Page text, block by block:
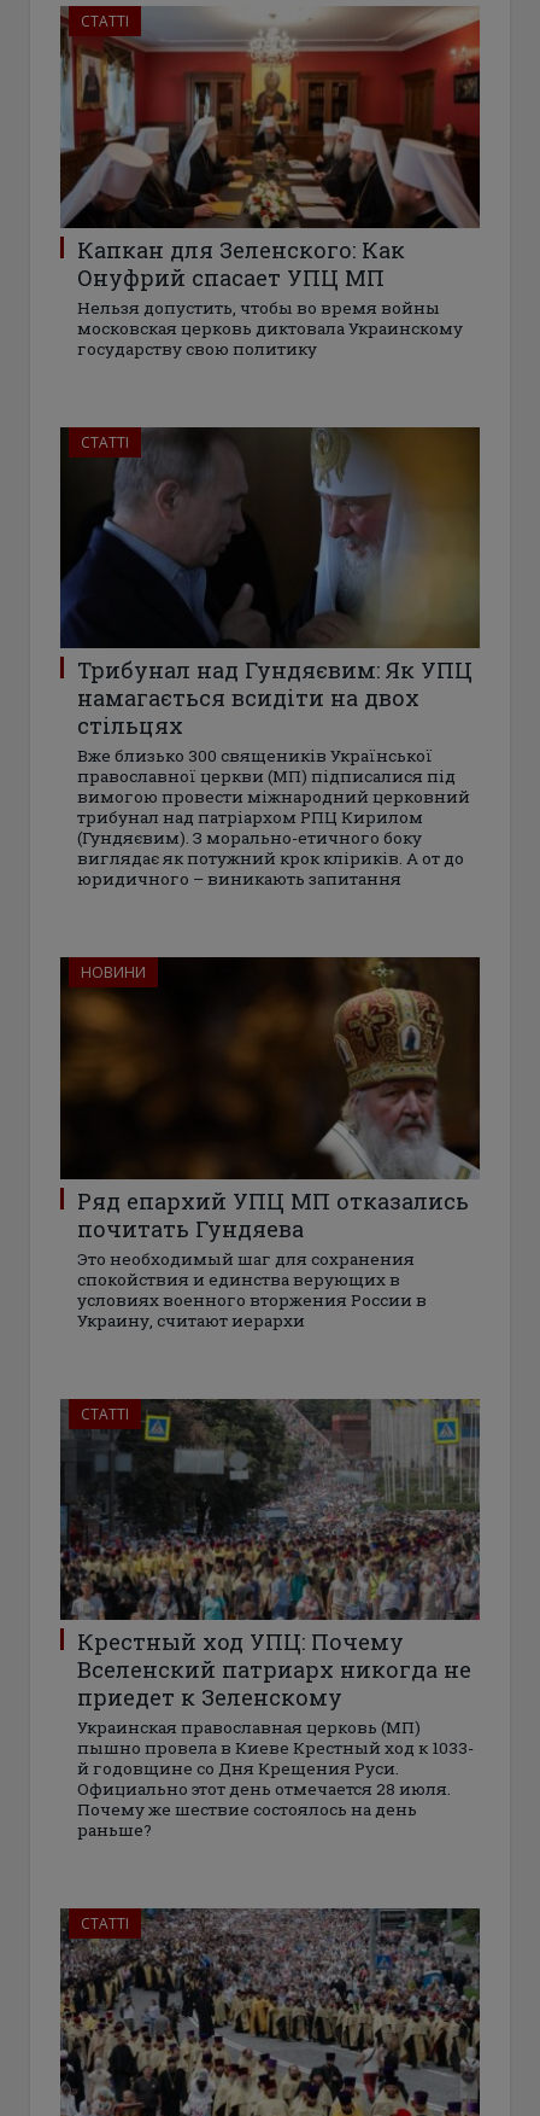
СТАТТІ
Капкан для Зеленского: Как
Онуфрий спасает УПЦ МП
Нельзя допустить, чтобы во время войны
московская церковь диктовала Украинскому
государству свою политику
СТАТТІ
Трибунал над Гундяєвим: Як УПЦ
намагається всидіти на двох
стільцях
Вже близько 300 священиків Української
православної церкви (МП) підписалися під
вимогою провести міжнародний церковний
трибунал над патріархом РПЦ Кирилом
(Гундяєвим). З морально-етичного боку
виглядає як потужний крок кліриків. А от до
юридичного – виникають запитання
НОВИНИ
Ряд епархий УПЦ МП отказались
почитать Гундяева
Это необходимый шаг для сохранения
спокойствия и единства верующих в
условиях военного вторжения России в
Украину, считают иерархи
СТАТТІ
Крестный ход УПЦ: Почему
Вселенский патриарх никогда не
приедет к Зеленскому
Украинская православная церковь (МП)
пышно провела в Киеве Крестный ход к 1033-
й годовщине со Дня Крещения Руси.
Официально этот день отмечается 28 июля.
Почему же шествие состоялось на день
раньше?
СТАТТІ